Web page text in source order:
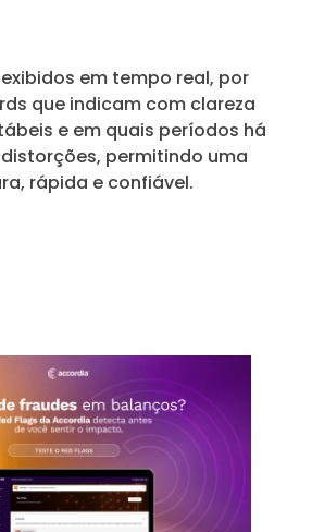
em tempo real, por
que indicam com clareza
e em quais períodos há
permitindo uma
rápida e confiável.